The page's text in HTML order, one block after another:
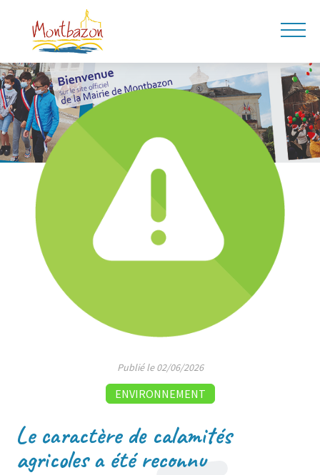
Publié le 02/06/2026
ENVIRONNEMENT
Le caractère de calamités
agricoles a été reconnu